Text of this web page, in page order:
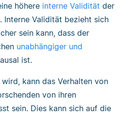
höhere interne Validität der
Interne Validität bezieht sich
sein kann, dass der
unabhängiger und
ist.
kann das Verhalten von
von ihren
sein. Dies kann sich auf die